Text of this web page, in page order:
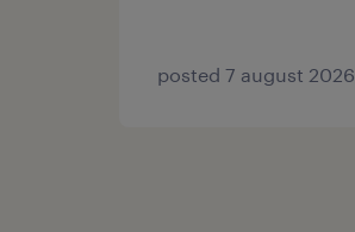
posted 7 august 2026